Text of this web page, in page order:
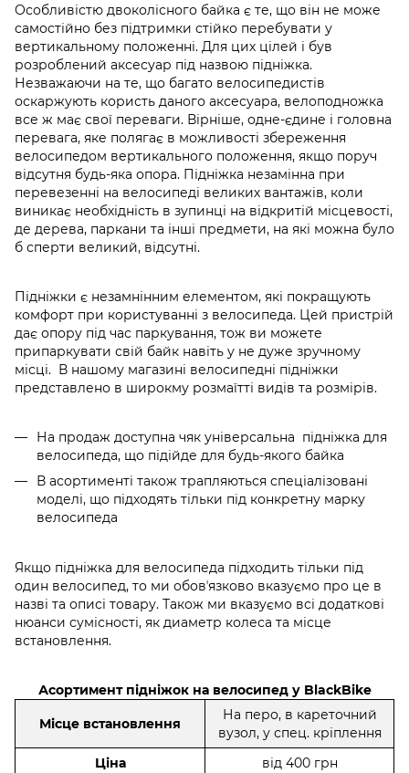
Особливістю двоколісного байка є те, що він не може
самостійно без підтримки стійко перебувати у
вертикальному положенні. Для цих цілей і був
розроблений аксесуар під назвою підніжка.
Незважаючи на те, що багато велосипедистів
оскаржують користь даного аксесуара, велоподножка
все ж має свої переваги. Вірніше, одне-єдине і головна
перевага, яке полягає в можливості збереження
велосипедом вертикального положення, якщо поруч
відсутня будь-яка опора. Підніжка незамінна при
перевезенні на велосипеді великих вантажів, коли
виникає необхідність в зупинці на відкритій місцевості,
де дерева, паркани та інші предмети, на які можна було
б сперти великий, відсутні.
Підніжки є незамнінним елементом, які покращують
комфорт при користуванні з велосипеда. Цей пристрій
дає опору під час паркування, тож ви можете
припаркувати свій байк навіть у не дуже зручному
місці. В нашому магазині велосипедні підніжки
представлено в широкму розмаїтті видів та розмірів.
На продаж доступна чяк універсальна підніжка для
велосипеда, що підійде для будь-якого байка
В асортименті також трапляються спеціалізовані
моделі, що підходять тільки під конкретну марку
велосипеда
Якщо підніжка для велосипеда підходить тільки під
один велосипед, то ми обовʼязково вказуємо про це в
назві та описі товару. Також ми вказуємо всі додаткові
нюанси сумісності, як диаметр колеса та місце
встановлення.
Асортимент підніжок на велосипед у BlackBike
Місце встановлення
На перо, в кареточний
вузол, у спец. кріплення
Ціна
від 400 грн